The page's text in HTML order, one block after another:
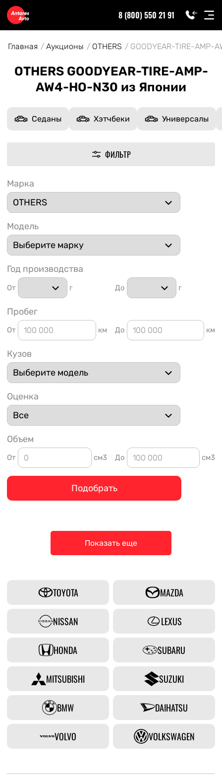
91
8 (800) 550 21 91
Главная Аукционы OTHERS GOODYEAR-TIRE-AMP-
OTHERS GOODYEAR-TIRE-AMP-
AW4-HO-N30 из Японии
Седаны Хэтчбеки Универсалы
ФИЛЬТР
Марка
Модель
Год производства
От г До г
Пробег
От км До км
Кузов
Оценка
Объем
От см3 До см3
Подобрать
Показать еще
TOYOTA MAZDA
NISSAN LEXUS
HONDA SUBARU
MITSUBISHI SUZUKI
BMW DAIHATSU
VOLVO VOLKSWAGEN